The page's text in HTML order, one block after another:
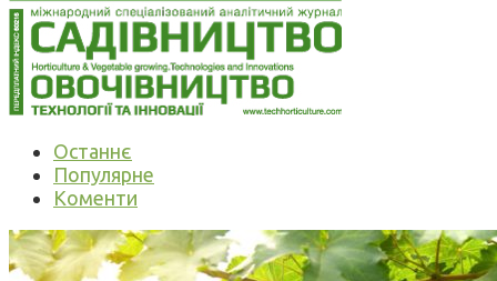
Останнє
Популярне
Коменти